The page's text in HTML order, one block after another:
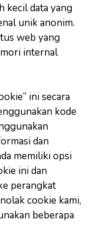
kecil data yang
unik anonim.
web yang
internal
ini secara
kode
dan
memiliki opsi
ini dan
perangkat
cookie kami,
beberapa